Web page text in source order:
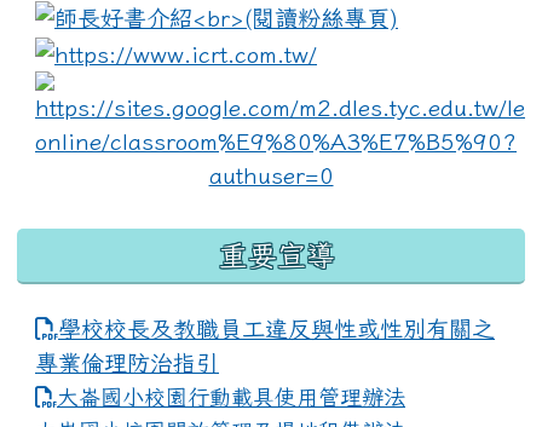
link to https://
重要宣導
學校校長及教職員工違反與性或性別有關之
專業倫理防治指引
大崙國小校園行動載具使用管理辦法